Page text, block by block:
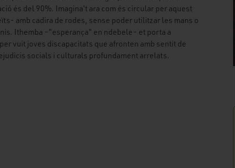
és del 90%. Imagina't ara com és circular per aquest
amb cadira de rodes, sense poder utilitzar les mans o
Ithemba –"esperança" en ndebele– et porta a
vuit joves discapacitats que afronten amb sentit de
socials i culturals profundament arrelats.